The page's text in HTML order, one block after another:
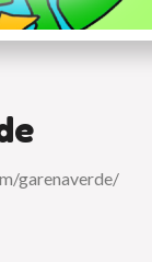
garenaverde/